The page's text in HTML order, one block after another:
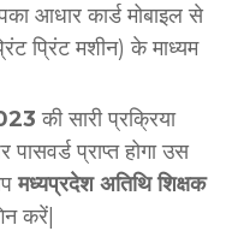
आधार कार्ड मोबाइल से
प्रिंट मशीन) के माध्यम
की सारी प्रक्रिया
प्राप्त होगा उस
मध्यप्रदेश अतिथि शिक्षक
करें|